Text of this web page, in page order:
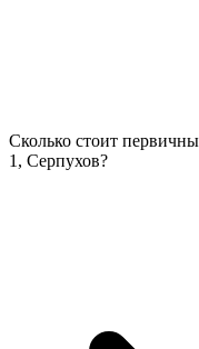
Сколько стоит
1, Серпухов?